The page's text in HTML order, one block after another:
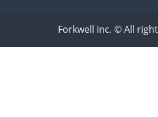
Forkwell Inc. © All